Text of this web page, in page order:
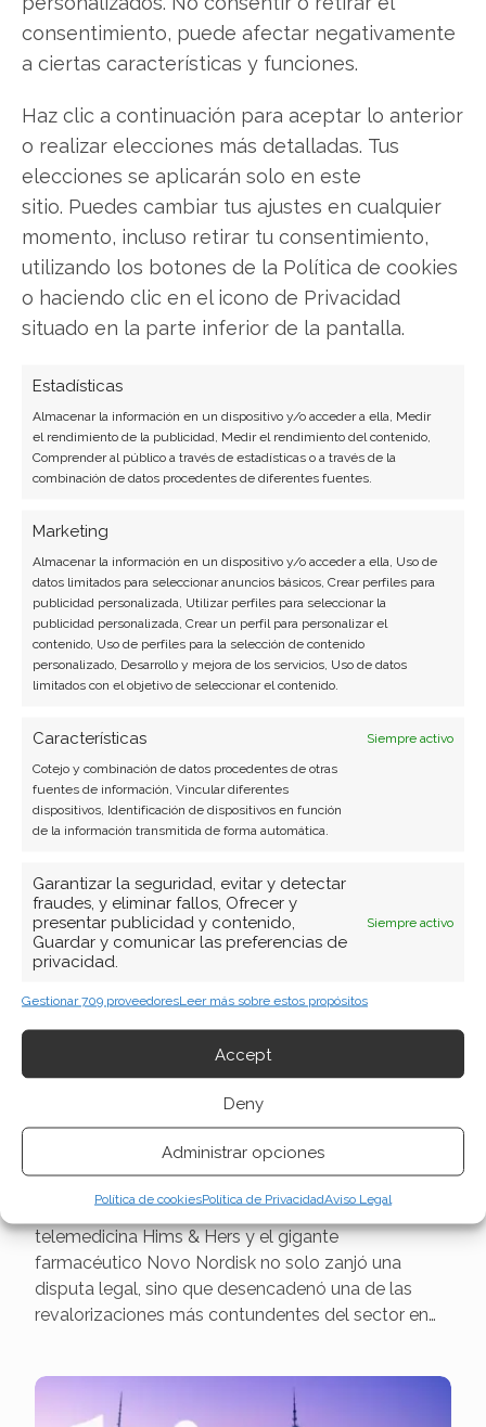
consentimiento, puede afectar negativamente
a ciertas características y funciones.
Haz clic a continuación para aceptar lo anterior
o realizar elecciones más detalladas. Tus
elecciones se aplicarán solo en este
sitio. Puedes cambiar tus ajustes en cualquier
momento, incluso retirar tu consentimiento,
utilizando los botones de la Política de cookies
o haciendo clic en el icono de Privacidad
situado en la parte inferior de la pantalla.
Estadísticas
Almacenar la información en un dispositivo y/o acceder a ella, Medir
el rendimiento de la publicidad, Medir el rendimiento del contenido,
Comprender al público a través de estadísticas o a través de la
combinación de datos procedentes de diferentes fuentes.
Marketing
Almacenar la información en un dispositivo y/o acceder a ella, Uso de
datos limitados para seleccionar anuncios básicos, Crear perfiles para
publicidad personalizada, Utilizar perfiles para seleccionar la
publicidad personalizada, Crear un perfil para personalizar el
contenido, Uso de perfiles para la selección de contenido
personalizado, Desarrollo y mejora de los servicios, Uso de datos
limitados con el objetivo de seleccionar el contenido.
Características
Siempre activo
Cotejo y combinación de datos procedentes de otras
fuentes de información, Vincular diferentes
dispositivos, Identificación de dispositivos en función
de la información transmitida de forma automática.
Garantizar la seguridad, evitar y detectar
fraudes, y eliminar fallos, Ofrecer y
presentar publicidad y contenido,
Guardar y comunicar las preferencias de
privacidad.
Siempre activo
Gestionar 709 proveedoresLeer más sobre estos propósitos
Accept
Deny
Administrar opciones
Política de cookiesPolítica de PrivacidadAviso Legal
Tras un espectacular avance del 64% en su
cotización en apenas unos días, diversos altos
directivos de Hims & Hers han aprovechado para
movimientos de venta se producen en un
momento delicado para la compañía, que se
enfrenta a una previsión trimestral decepcionante,
ciertos riesgos…
Hims & Hers: Un acuerdo
estratégico impulsa su
cotización
La acción de Hims & Hers Health experimenta un
vigoroso repunte tras anunciar la resolución de su
conflicto legal con la farmacéutica Novo Nordisk.
La disputa, que se cernía como una amenaza
dado un giro inesperado hacia una alianza
Hims & Hers: Un Acuerdo
Estratégico con Novo Nordisk
Impulsa la Acción
La rivalidad en los mercados financieros a veces
reciente pacto entre la plataforma de
telemedicina Hims & Hers y el gigante
farmacéutico Novo Nordisk no solo zanjó una
disputa legal, sino que desencadenó una de las
revalorizaciones más contundentes del sector en…